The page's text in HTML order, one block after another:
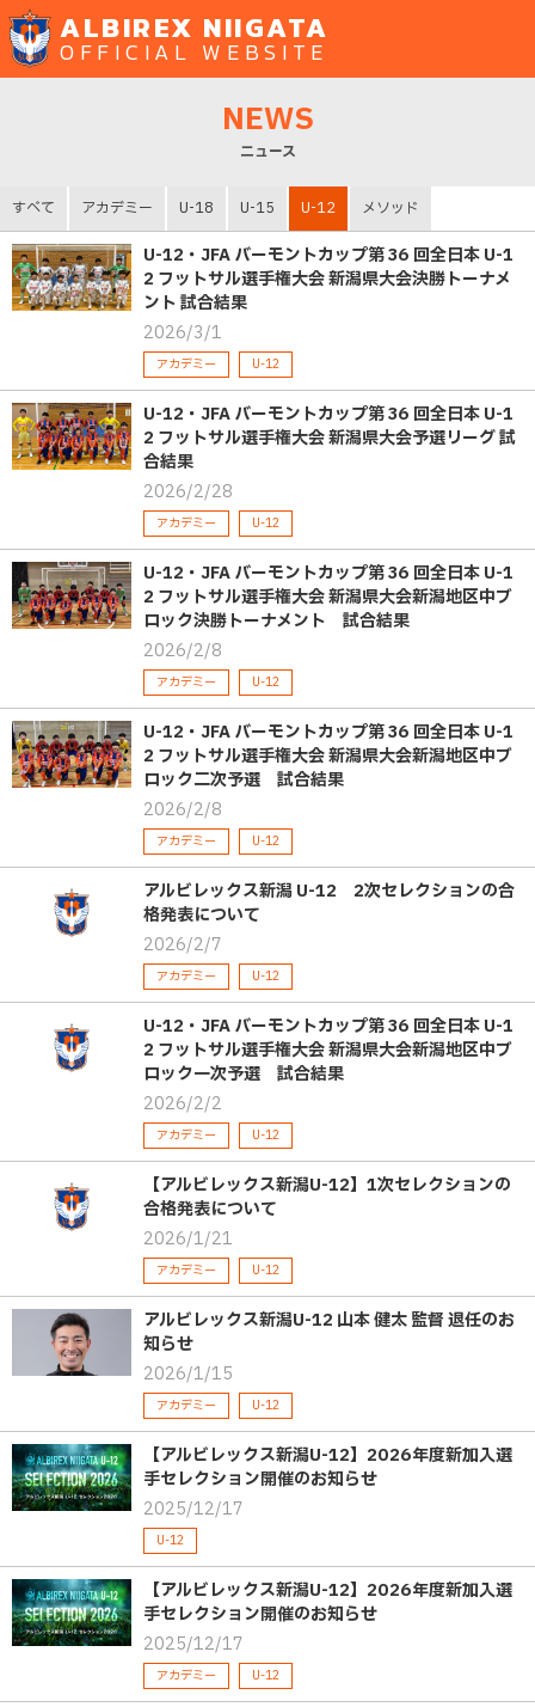
ALBIREX NIIGATA
OFFICIAL WEBSITE
NEWS
ニュース
すべて アカデミー U-18 U-15 U-12 メソッド
U-12・JFA バーモントカップ第 36 回全日本 U-1
2 フットサル選手権大会 新潟県大会決勝トーナメ
ント 試合結果
2026/3/1
アカデミー U-12
U-12・JFA バーモントカップ第 36 回全日本 U-1
2 フットサル選手権大会 新潟県大会予選リーグ 試
合結果
2026/2/28
アカデミー U-12
U-12・JFA バーモントカップ第 36 回全日本 U-1
2 フットサル選手権大会 新潟県大会新潟地区中ブ
ロック決勝トーナメント 試合結果
2026/2/8
アカデミー U-12
U-12・JFA バーモントカップ第 36 回全日本 U-1
2 フットサル選手権大会 新潟県大会新潟地区中ブ
ロック二次予選 試合結果
2026/2/8
アカデミー U-12
アルビレックス新潟 U-12 2次セレクションの合
格発表について
2026/2/7
アカデミー U-12
U-12・JFA バーモントカップ第 36 回全日本 U-1
2 フットサル選手権大会 新潟県大会新潟地区中ブ
ロック一次予選 試合結果
2026/2/2
アカデミー U-12
【アルビレックス新潟U-12】1次セレクションの
合格発表について
2026/1/21
アカデミー U-12
アルビレックス新潟U-12 山本 健太 監督 退任のお
知らせ
2026/1/15
アカデミー U-12
【アルビレックス新潟U-12】2026年度新加入選
手セレクション開催のお知らせ
2025/12/17
U-12
【アルビレックス新潟U-12】2026年度新加入選
手セレクション開催のお知らせ
2025/12/17
アカデミー U-12